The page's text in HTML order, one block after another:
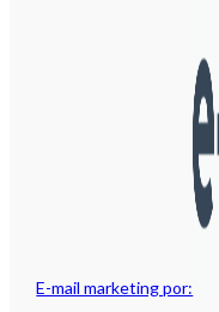
E-mail marketing por: